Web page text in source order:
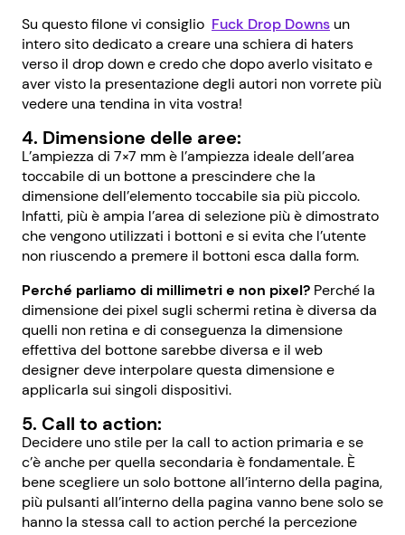
Su questo filone vi consiglio Fuck Drop Downs un
intero sito dedicato a creare una schiera di haters
verso il drop down e credo che dopo averlo visitato e
aver visto la presentazione degli autori non vorrete più
vedere una tendina in vita vostra!
4. Dimensione delle aree:
L’ampiezza di 7×7 mm è l’ampiezza ideale dell’area
toccabile di un bottone a prescindere che la
dimensione dell’elemento toccabile sia più piccolo.
Infatti, più è ampia l’area di selezione più è dimostrato
che vengono utilizzati i bottoni e si evita che l’utente
non riuscendo a premere il bottoni esca dalla form.
Perché parliamo di millimetri e non pixel? Perché la
dimensione dei pixel sugli schermi retina è diversa da
quelli non retina e di conseguenza la dimensione
effettiva del bottone sarebbe diversa e il web
designer deve interpolare questa dimensione e
applicarla sui singoli dispositivi.
5. Call to action:
Decidere uno stile per la call to action primaria e se
c’è anche per quella secondaria è fondamentale. È
bene scegliere un solo bottone all’interno della pagina,
più pulsanti all’interno della pagina vanno bene solo se
hanno la stessa call to action perché la percezione